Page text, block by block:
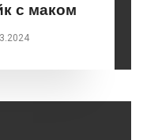
с маком